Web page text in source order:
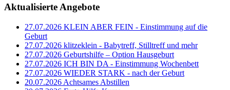
Aktualisierte Angebote
27.07.2026 KLEIN ABER FEIN - Einstimmung auf die
Geburt
27.07.2026 klitzeklein - Babytreff, Stilltreff und mehr
27.07.2026 Geburtshilfe – Option Hausgeburt
27.07.2026 ICH BIN DA - Einstimmung Wochenbett
27.07.2026 WIEDER STARK - nach der Geburt
20.07.2026 Achtsames Abstillen